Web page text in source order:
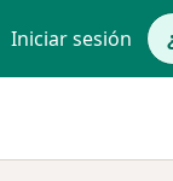
Iniciar sesión